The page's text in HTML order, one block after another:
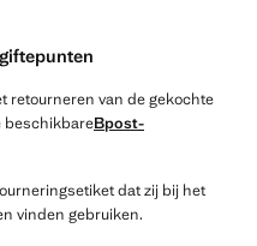
retourneren van de gekochte
beschikbareBpost-
dat zij bij het
vinden gebruiken.